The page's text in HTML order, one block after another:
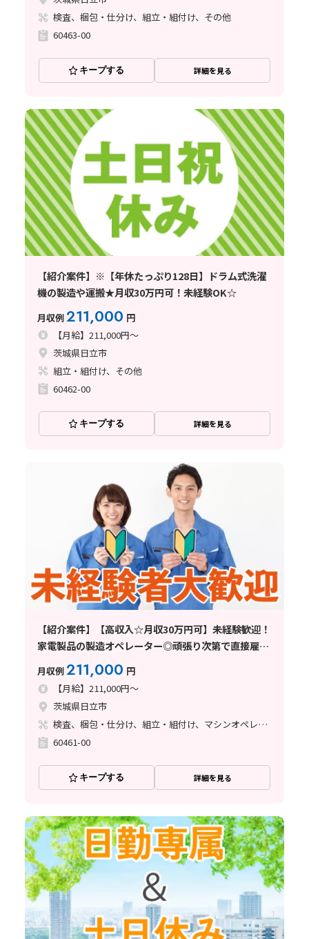
検査、梱包・仕分け、組立・組付け、その他
60463-00
キープする 詳細を見る
【紹介案件】※【年休たっぷり128日】ドラム式洗濯
機の製造や運搬★月収30万円可！未経験OK☆
月収例211,000 円
【月給】211,000円～
茨城県日立市
組立・組付け、その他
60462-00
キープする 詳細を見る
【紹介案件】【高収入☆月収30万円可】未経験歓迎！
家電製品の製造オペレーター◎頑張り次第で直接雇用
の可能性あり
月収例211,000 円
【月給】211,000円～
茨城県日立市
検査、梱包・仕分け、組立・組付け、マシンオペレーター
60461-00
キープする 詳細を見る